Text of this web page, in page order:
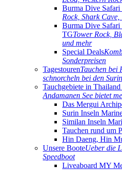
Burma Dive
Rock, Shark
Burma Dive
TGTower Rock,
und mehr
Special Deals
Sonderpreisen
TagestourenTauchen bei
schnorcheln bei den
Tauchgebiete in
Andamanen See bietet
Das Mergui
Surin Inseln
Similan Inseln
Tauchen rund um
Hin Daeng, Hin
Unsere BooteUeber die
Speedboot
Liveaboard MY